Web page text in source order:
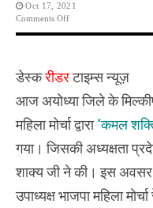
Oct 17, 2021
Comments OffOn
माध्यम
घर-
घर
तक
पहुंचेगी
भाजपा-
गीता
डेस्करीडरटाइम्स न्यूज़
आज अयोध्या जिले के
महिला मोर्चा द्वारा“कमल
गया। जिसकी अध्यक्षता
शाक्य जी ने की। इस अवसर
उपाध्यक्ष भाजपा महिला